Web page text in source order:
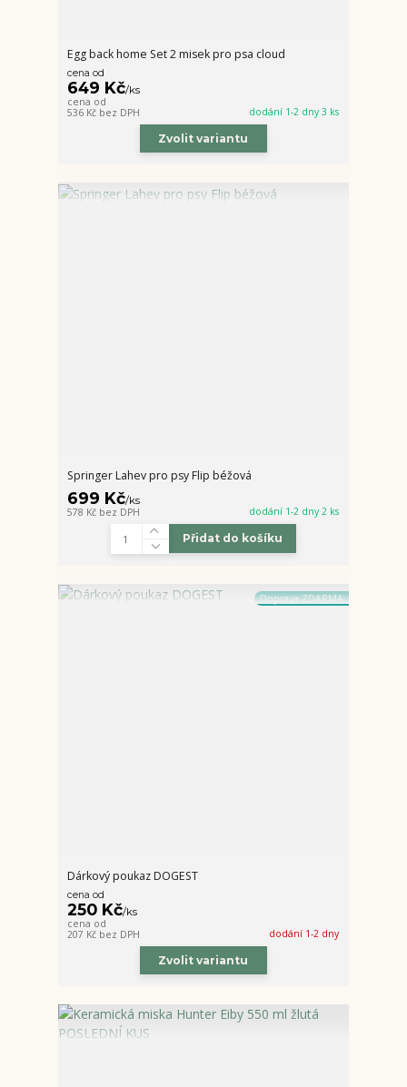
Egg back home Set 2 misek pro psa cloud
cena od
649 Kč/ks
cena od
536 Kč bez DPH dodání 1-2 dny 3 ks
Zvolit variantu
Springer Lahev pro psy Flip béžová
699 Kč/ks
578 Kč bez DPH dodání 1-2 dny 2 ks
Přidat do košíku
Doprava ZDARMA
Dárkový poukaz DOGEST
cena od
250 Kč/ks
cena od
207 Kč bez DPH dodání 1-2 dny
Zvolit variantu